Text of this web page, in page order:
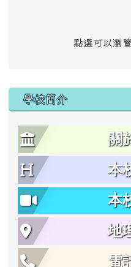
點選可以瀏
學校簡介
關
本
本
地
電